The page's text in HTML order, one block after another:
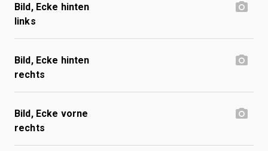
Bild, Ecke hinten
links
Bild, Ecke hinten
rechts
Bild, Ecke vorne
rechts